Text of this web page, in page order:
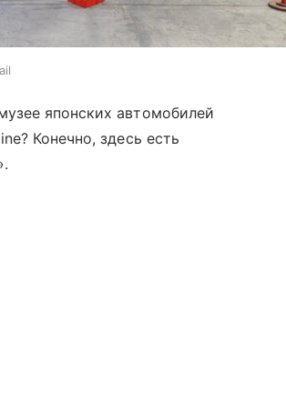
японских автомобилей
Конечно, здесь есть